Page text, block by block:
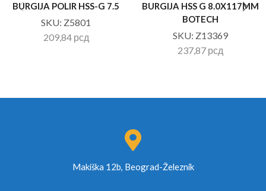
BURGIJA POLIR HSS-G 7.5
SKU: Z5801
209,84 рсд
BURGIJA HSS G 8.0X117MM
BOTECH
SKU: Z13369
237,87 рсд
Makiška 12b, Beograd-Železnik